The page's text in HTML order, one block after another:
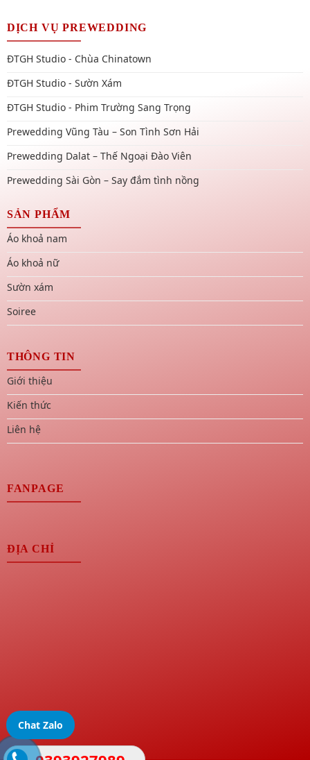
DỊCH VỤ PREWEDDING
ĐTGH Studio - Chùa Chinatown
ĐTGH Studio - Sườn Xám
ĐTGH Studio - Phim Trường Sang Trọng
Prewedding Vũng Tàu – Son Tình Sơn Hải
Prewedding Dalat – Thế Ngoại Đào Viên
Prewedding Sài Gòn – Say đắm tình nồng
SẢN PHẨM
Áo khoả nam
Áo khoả nữ
Sườn xám
Soiree
THÔNG TIN
Giới thiệu
Kiến thức
Liên hệ
FANPAGE
ĐỊA CHỈ
Chat Zalo